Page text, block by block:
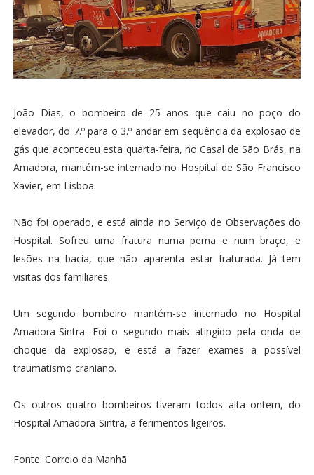
João Dias, o bombeiro de 25 anos que caiu no poço do
elevador, do 7.º para o 3.º andar em sequência da explosão de
gás que aconteceu esta quarta-feira, no Casal de São Brás, na
Amadora, mantém-se internado no Hospital de São Francisco
Xavier, em Lisboa.
Não foi operado, e está ainda no Serviço de Observações do
Hospital. Sofreu uma fratura numa perna e num braço, e
lesões na bacia, que não aparenta estar fraturada. Já tem
visitas dos familiares.
Um segundo bombeiro mantém-se internado no Hospital
Amadora-Sintra. Foi o segundo mais atingido pela onda de
choque da explosão, e está a fazer exames a possível
traumatismo craniano.
Os outros quatro bombeiros tiveram todos alta ontem, do
Hospital Amadora-Sintra, a ferimentos ligeiros.
Fonte: Correio da Manhã